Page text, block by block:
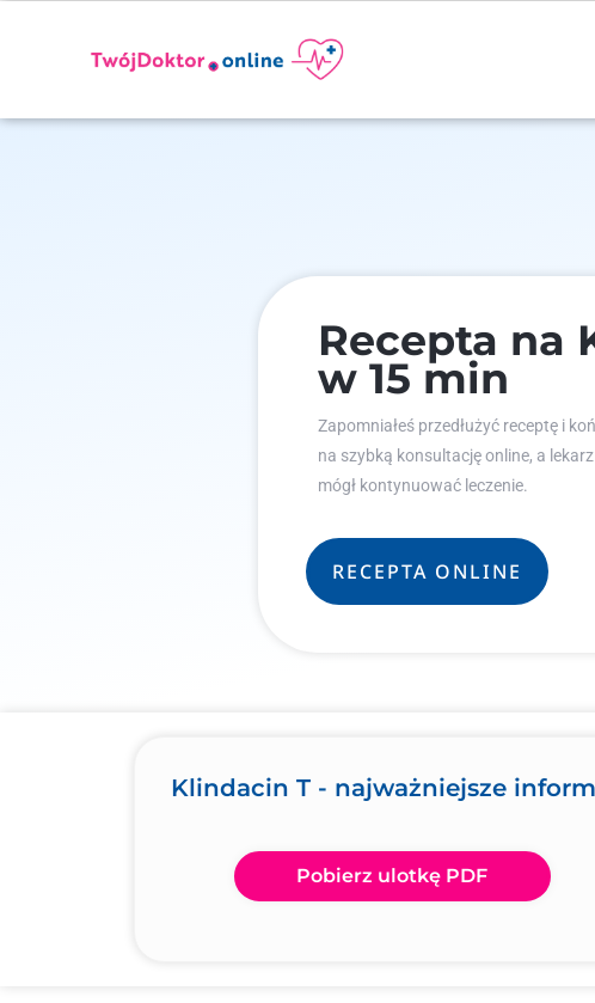
Recepta na
w 15 min
Zapomniałeś przedłużyć receptę i
na szybką konsultację online, a
mógł kontynuować leczenie.
RECEPTA ONLINE
Klindacin T - najważniejsze
Pobierz ulotkę PDF